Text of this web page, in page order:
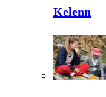
Kelenn